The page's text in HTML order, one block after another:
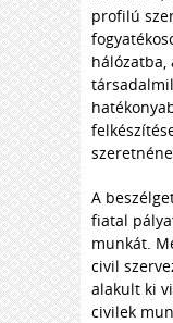
profilú
hálózatba,
A
fiatal
munkát.
civil
alakult ki
civilek